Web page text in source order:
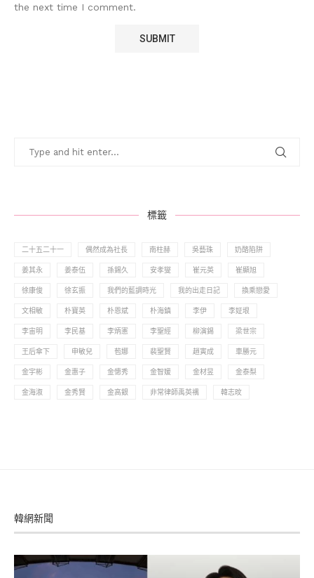
the next time I comment.
標籤
二十五二十一 偶然成為社長 南柱赫 吳藝珠 奶酪陷阱
姜其永 姜泰伍 孫錫久 安孝燮 崔元英 崔顯旭
徐康俊 徐玄振 我們的藍調時光 我的出走日記 換乘戀愛
文相敏 朴寶英 朴恩斌 朴海鎮 李伊 李姃垠
李宙明 李民基 李炳憲 李聖經 柳演錫 梁世宗
王后傘下 申敏兒 苞娜 裴聖賢 趙寅成 車勝元
金宇彬 金惠子 金憓秀 金智媛 金材昱 金泰梨
金海淑 金秀賢 金高銀 非常律師禹英禑 韓志旼
韓網新聞